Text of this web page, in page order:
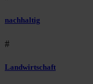
nachhaltig
#
Landwirtschaft